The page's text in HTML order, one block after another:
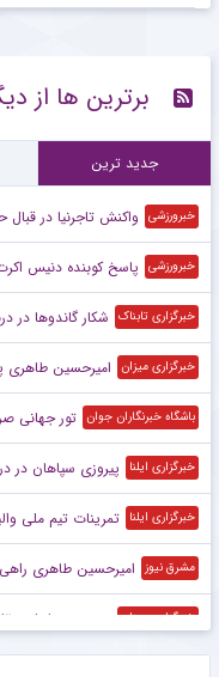
برترین ها از
جدید ترین
خبرورزشی واکنش تاجرنیا در قبال
خبرورزشی پاسخ کوبنده دنیس اکرت/
خبرگزاری تابناک شکار گاندوها در
خبرگزاری میزان امیرحسین طاهری
باشگاه خبرنگاران جوان تور جهانی
خبرگزاری ایلنا پیروزی سپاهان در
خبرگزاری ایلنا تمرینات تیم ملی
مشرق نیوز امیرحسین طاهری
خبرگزاری میزان پیروزی سپاهان